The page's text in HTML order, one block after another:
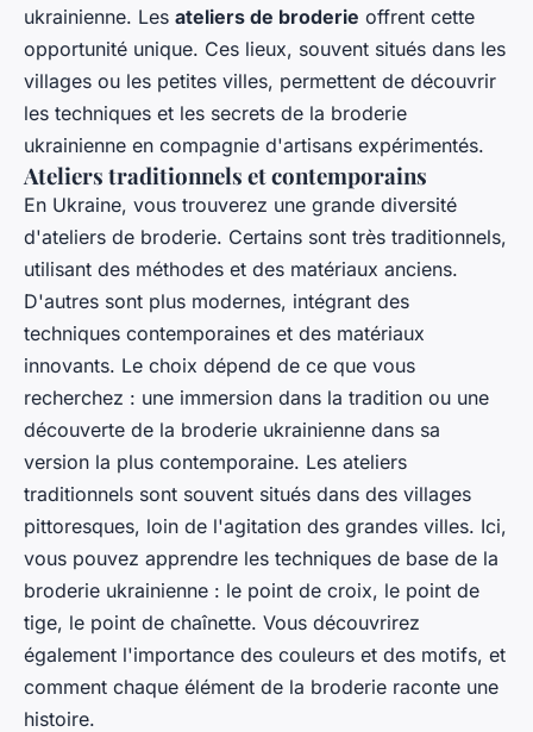
ukrainienne. Les ateliers de broderie offrent cette
opportunité unique. Ces lieux, souvent situés dans les
villages ou les petites villes, permettent de découvrir
les techniques et les secrets de la broderie
ukrainienne en compagnie d'artisans expérimentés.
Ateliers traditionnels et contemporains
En Ukraine, vous trouverez une grande diversité
d'ateliers de broderie. Certains sont très traditionnels,
utilisant des méthodes et des matériaux anciens.
D'autres sont plus modernes, intégrant des
techniques contemporaines et des matériaux
innovants. Le choix dépend de ce que vous
recherchez : une immersion dans la tradition ou une
découverte de la broderie ukrainienne dans sa
version la plus contemporaine. Les ateliers
traditionnels sont souvent situés dans des villages
pittoresques, loin de l'agitation des grandes villes. Ici,
vous pouvez apprendre les techniques de base de la
broderie ukrainienne : le point de croix, le point de
tige, le point de chaînette. Vous découvrirez
également l'importance des couleurs et des motifs, et
comment chaque élément de la broderie raconte une
histoire.